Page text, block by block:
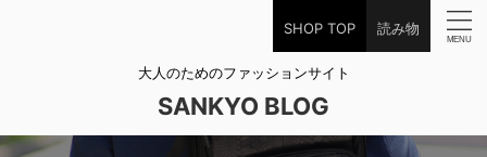
SHOP TOP 読み物
大人のためのファッションサイト
SANKYO BLOG